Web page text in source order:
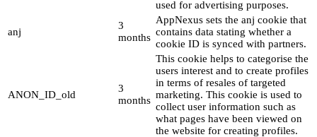
used for advertising purposes.
anj
3
months
AppNexus sets the anj cookie that
contains data stating whether a
cookie ID is synced with partners.
ANON_ID_old
3
months
This cookie helps to categorise the
users interest and to create profiles
in terms of resales of targeted
marketing. This cookie is used to
collect user information such as
what pages have been viewed on
the website for creating profiles.